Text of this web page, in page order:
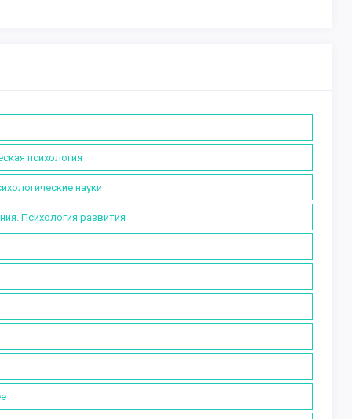
психология
науки
Психология развития